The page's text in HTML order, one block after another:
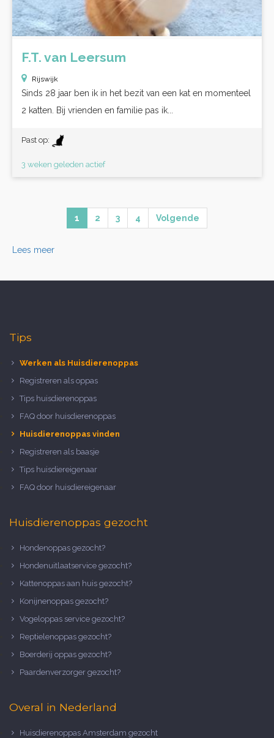
F.T. van Leersum
Rijswijk
Sinds 28 jaar ben ik in het bezit van een kat en momenteel
2 katten. Bij vrienden en familie pas ik...
Past op:
3 weken geleden actief
1 2 3 4 Volgende
Lees meer
Tips
Werken als Huisdierenoppas
Registreren als oppas
Tips huisdierenoppas
FAQ door huisdierenoppas
Huisdierenoppas vinden
Registreren als baasje
Tips huisdiereigenaar
FAQ door huisdiereigenaar
Huisdierenoppas gezocht
Hondenoppas gezocht?
Hondenuitlaatservice gezocht?
Kattenoppas aan huis gezocht?
Konijnenoppas gezocht?
Vogeloppas service gezocht?
Reptielenoppas gezocht?
Boerderij oppas gezocht?
Paardenverzorger gezocht?
Overal in Nederland
Huisdierenoppas Amsterdam gezocht